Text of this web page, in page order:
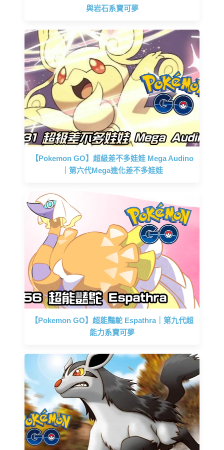
與岩石系寶可夢
【Pokemon GO】超級差不多娃娃 Mega Audino
｜第六代Mega進化差不多娃娃
【Pokemon GO】超能豔鴕 Espathra｜第九代超
能力系寶可夢